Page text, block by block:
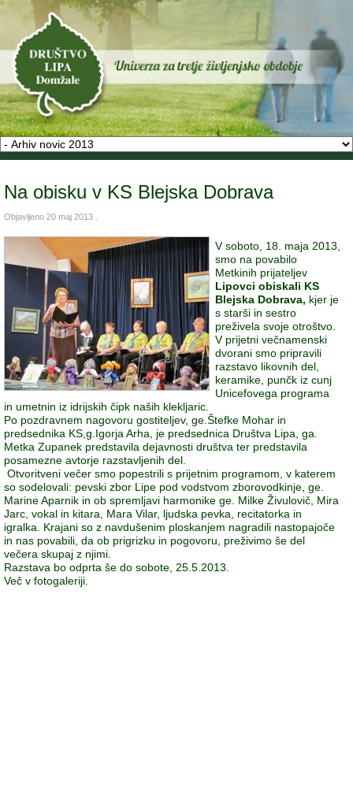
Na obisku v KS Blejska Dobrava
Objavljeno 20 maj 2013
V soboto, 18. maja 2013,
smo na povabilo
Metkinih prijateljev
Lipovci obiskali KS
Blejska Dobrava, kjer je
s starši in sestro
preživela svoje otroštvo.
V prijetni večnamenski
dvorani smo pripravili
razstavo likovnih del,
keramike, punčk iz cunj
Unicefovega programa
in umetnin iz idrijskih čipk naših klekljaric.
Po pozdravnem nagovoru gostiteljev, ge.Štefke Mohar in
predsednika KS,g.Igorja Arha, je predsednica Društva Lipa, ga.
Metka Zupanek predstavila dejavnosti društva ter predstavila
posamezne avtorje razstavljenih del.
Otvoritveni večer smo popestrili s prijetnim programom, v katerem
so sodelovali: pevski zbor Lipe pod vodstvom zborovodkinje, ge.
Marine Aparnik in ob spremljavi harmonike ge. Milke Živulovič, Mira
Jarc, vokal in kitara, Mara Vilar, ljudska pevka, recitatorka in
igralka. Krajani so z navdušenim ploskanjem nagradili nastopajoče
in nas povabili, da ob prigrizku in pogovoru, preživimo še del
večera skupaj z njimi.
Razstava bo odprta še do sobote, 25.5.2013.
Več v fotogaleriji.